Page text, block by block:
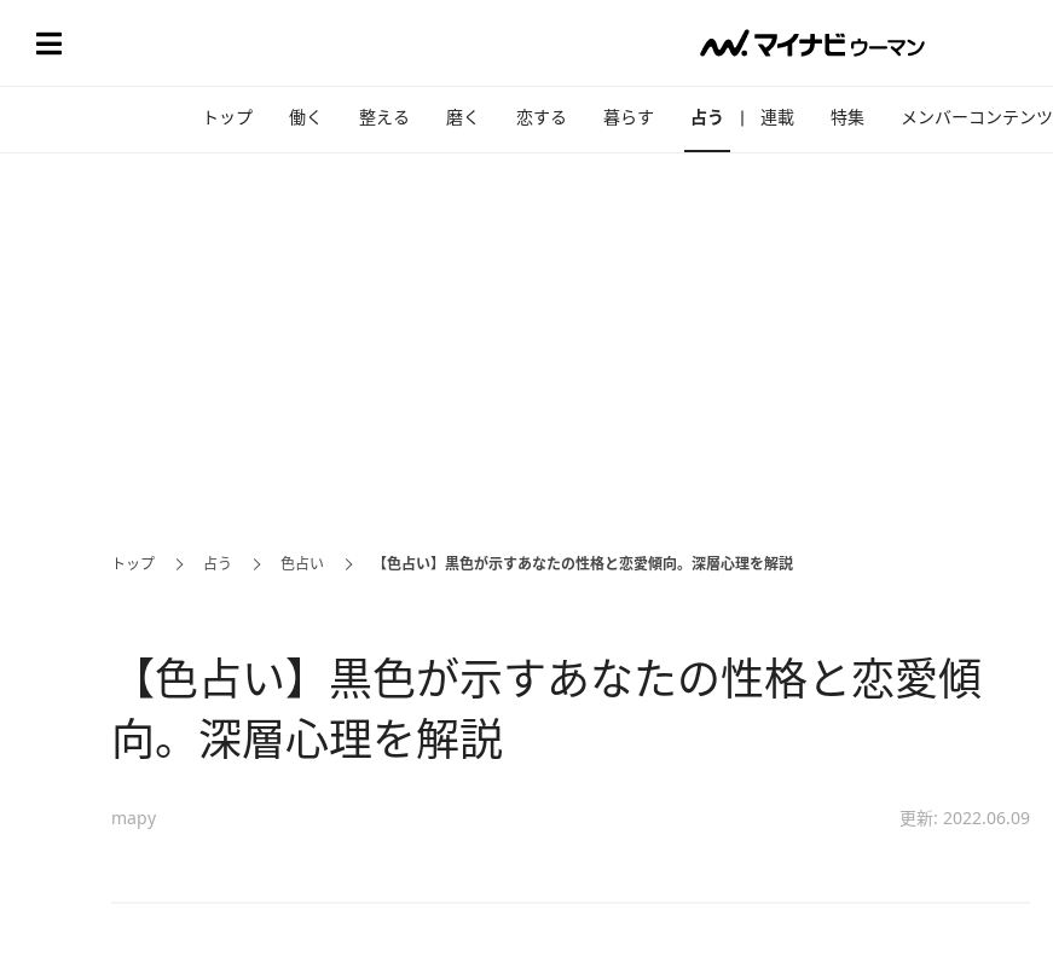
トップ 働く 整える 磨く 恋する 暮らす 占う 連載 特集 メンバーコンテンツ
トップ 占う 色占い 【色占い】黒色が示すあなたの性格と恋愛傾向。深層心理を解説
【色占い】黒色が示すあなたの性格と恋愛傾
向。深層心理を解説
mapy 更新: 2022.06.09